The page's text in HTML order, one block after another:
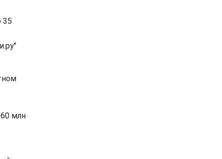
35
млн